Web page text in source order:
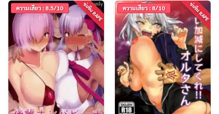
ข่มขืน RAPE
ความเสียว : 8.5/10 ข่มขืน RAPE
ความเสียว : 8/10